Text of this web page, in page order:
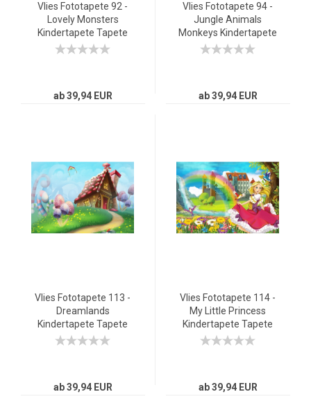
Vlies Fototapete 92 -
Lovely Monsters
Kindertapete Tapete
Kinderzimmer
ab 39,94 EUR
Vlies Fototapete 94 -
Jungle Animals
Monkeys Kindertapete
Tapete Kinderzimmer
ab 39,94 EUR
Vlies Fototapete 113 -
Dreamlands
Kindertapete Tapete
Kinderzimmer
ab 39,94 EUR
Vlies Fototapete 114 -
My Little Princess
Kindertapete Tapete
Kinderzimmer
ab 39,94 EUR